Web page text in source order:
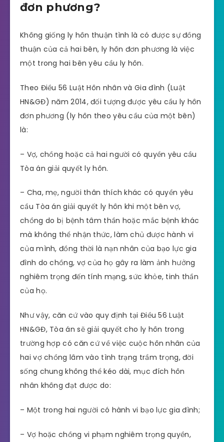
đơn phương?
Không giống ly hôn thuận tình là có được sự đồng
thuận của cả hai bên, ly hôn đơn phương là việc
một trong hai bên yêu cầu ly hôn.
Theo Điều 56 Luật Hôn nhân và Gia đình (Luật
HN&GĐ) năm 2014, đối tượng được yêu cầu ly hôn
đơn phương (ly hôn theo yêu cầu của một bên)
là:
– Vợ, chồng hoặc cả hai người có quyền yêu cầu
Tòa án giải quyết ly hôn.
– Cha, mẹ, người thân thích khác có quyền yêu
cầu Tòa án giải quyết ly hôn khi một bên vợ,
chồng do bị bệnh tâm thần hoặc mắc bệnh khác
mà không thể nhận thức, làm chủ được hành vi
của mình, đồng thời là nạn nhân của bạo lực gia
đình do chồng, vợ của họ gây ra làm ảnh hưởng
nghiêm trọng đến tính mạng, sức khỏe, tinh thần
của họ.
Như vậy, căn cứ vào quy định tại Điều 56 Luật
HN&GĐ, Tòa án sẽ giải quyết cho ly hôn trong
trường hợp có căn cứ về việc cuộc hôn nhân của
hai vợ chồng lâm vào tình trạng trầm trọng, đời
sống chung không thể kéo dài, mục đích hôn
nhân không đạt được do:
– Một trong hai người có hành vi bạo lực gia đình;
– Vợ hoặc chồng vi phạm nghiêm trọng quyền,